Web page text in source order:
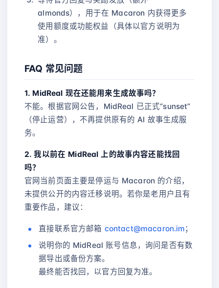
almonds），用于在 Macaron 内获得更多
使用额度或功能权益（具体以官方说明为
准）。
FAQ 常见问题
1. MidReal 现在还能用来生成故事吗？
不能。根据官网公告，MidReal 已正式“sunset”
（停止运营），不再提供原有的 AI 故事生成服
务。
2. 我以前在 MidReal 上的故事内容还能找回
吗？
官网当前页面主要是停运与 Macaron 的介绍，
未提供公开的内容迁移说明。若你是老用户且有
重要作品，建议：
直接联系官方邮箱 contact@macaron.im；
说明你的 MidReal 账号信息，询问是否有数
据导出或备份方案。
最终能否找回，以官方回复为准。